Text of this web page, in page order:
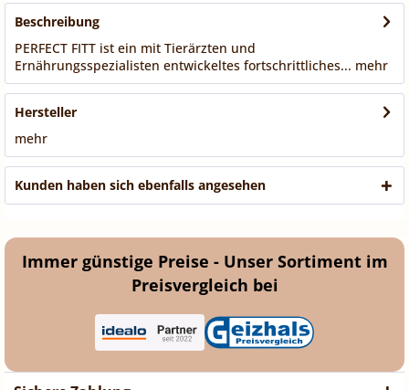
Beschreibung
PERFECT FITT ist ein mit Tierärzten und
Ernährungsspezialisten entwickeltes fortschrittliches... mehr
Hersteller
mehr
Kunden haben sich ebenfalls angesehen
Immer günstige Preise - Unser Sortiment im
Preisvergleich bei